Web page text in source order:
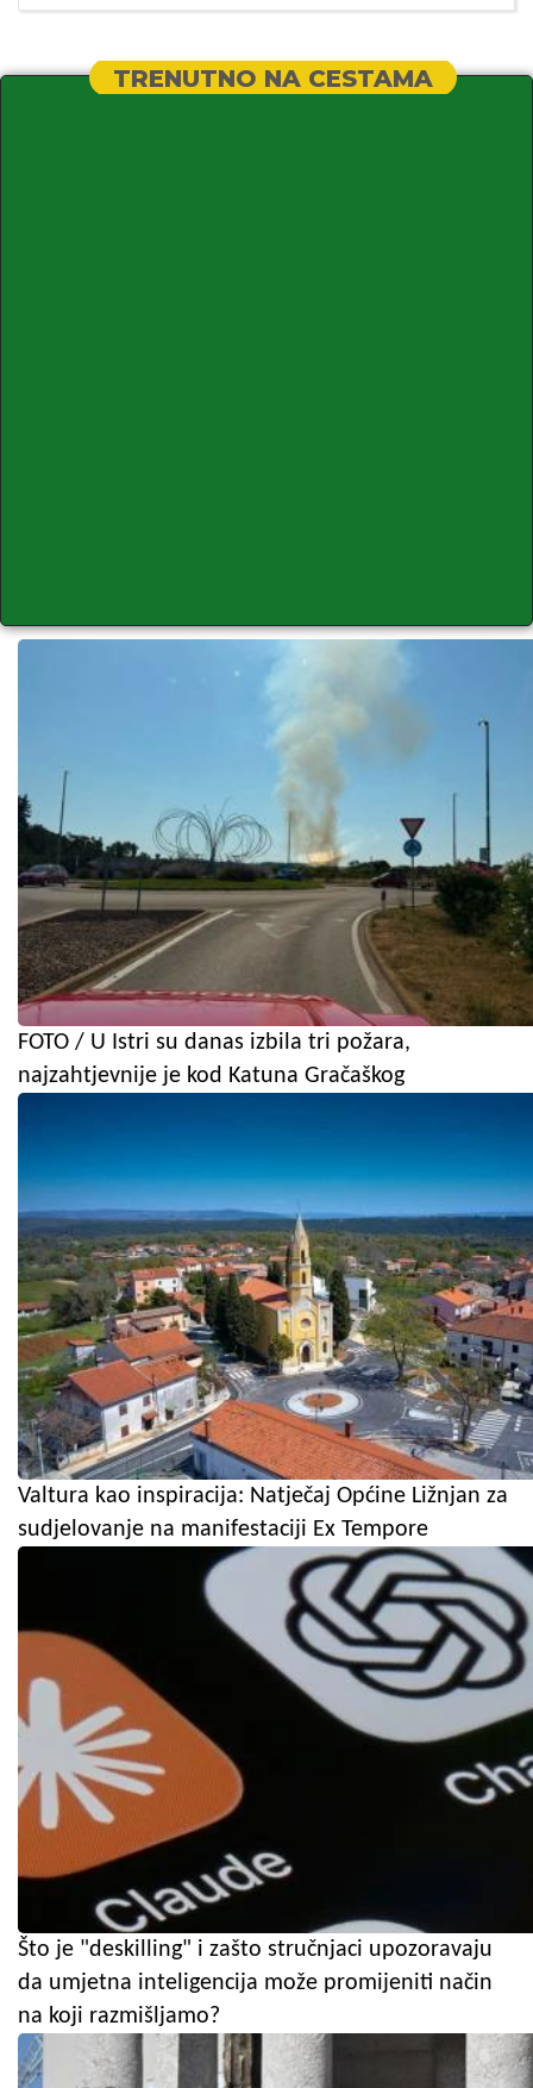
TRENUTNO NA CESTAMA
FOTO / U Istri su danas izbila tri požara,
najzahtjevnije je kod Katuna Gračaškog
Valtura kao inspiracija: Natječaj Općine Ližnjan za
sudjelovanje na manifestaciji Ex Tempore
Što je "deskilling" i zašto stručnjaci upozoravaju
da umjetna inteligencija može promijeniti način
na koji razmišljamo?